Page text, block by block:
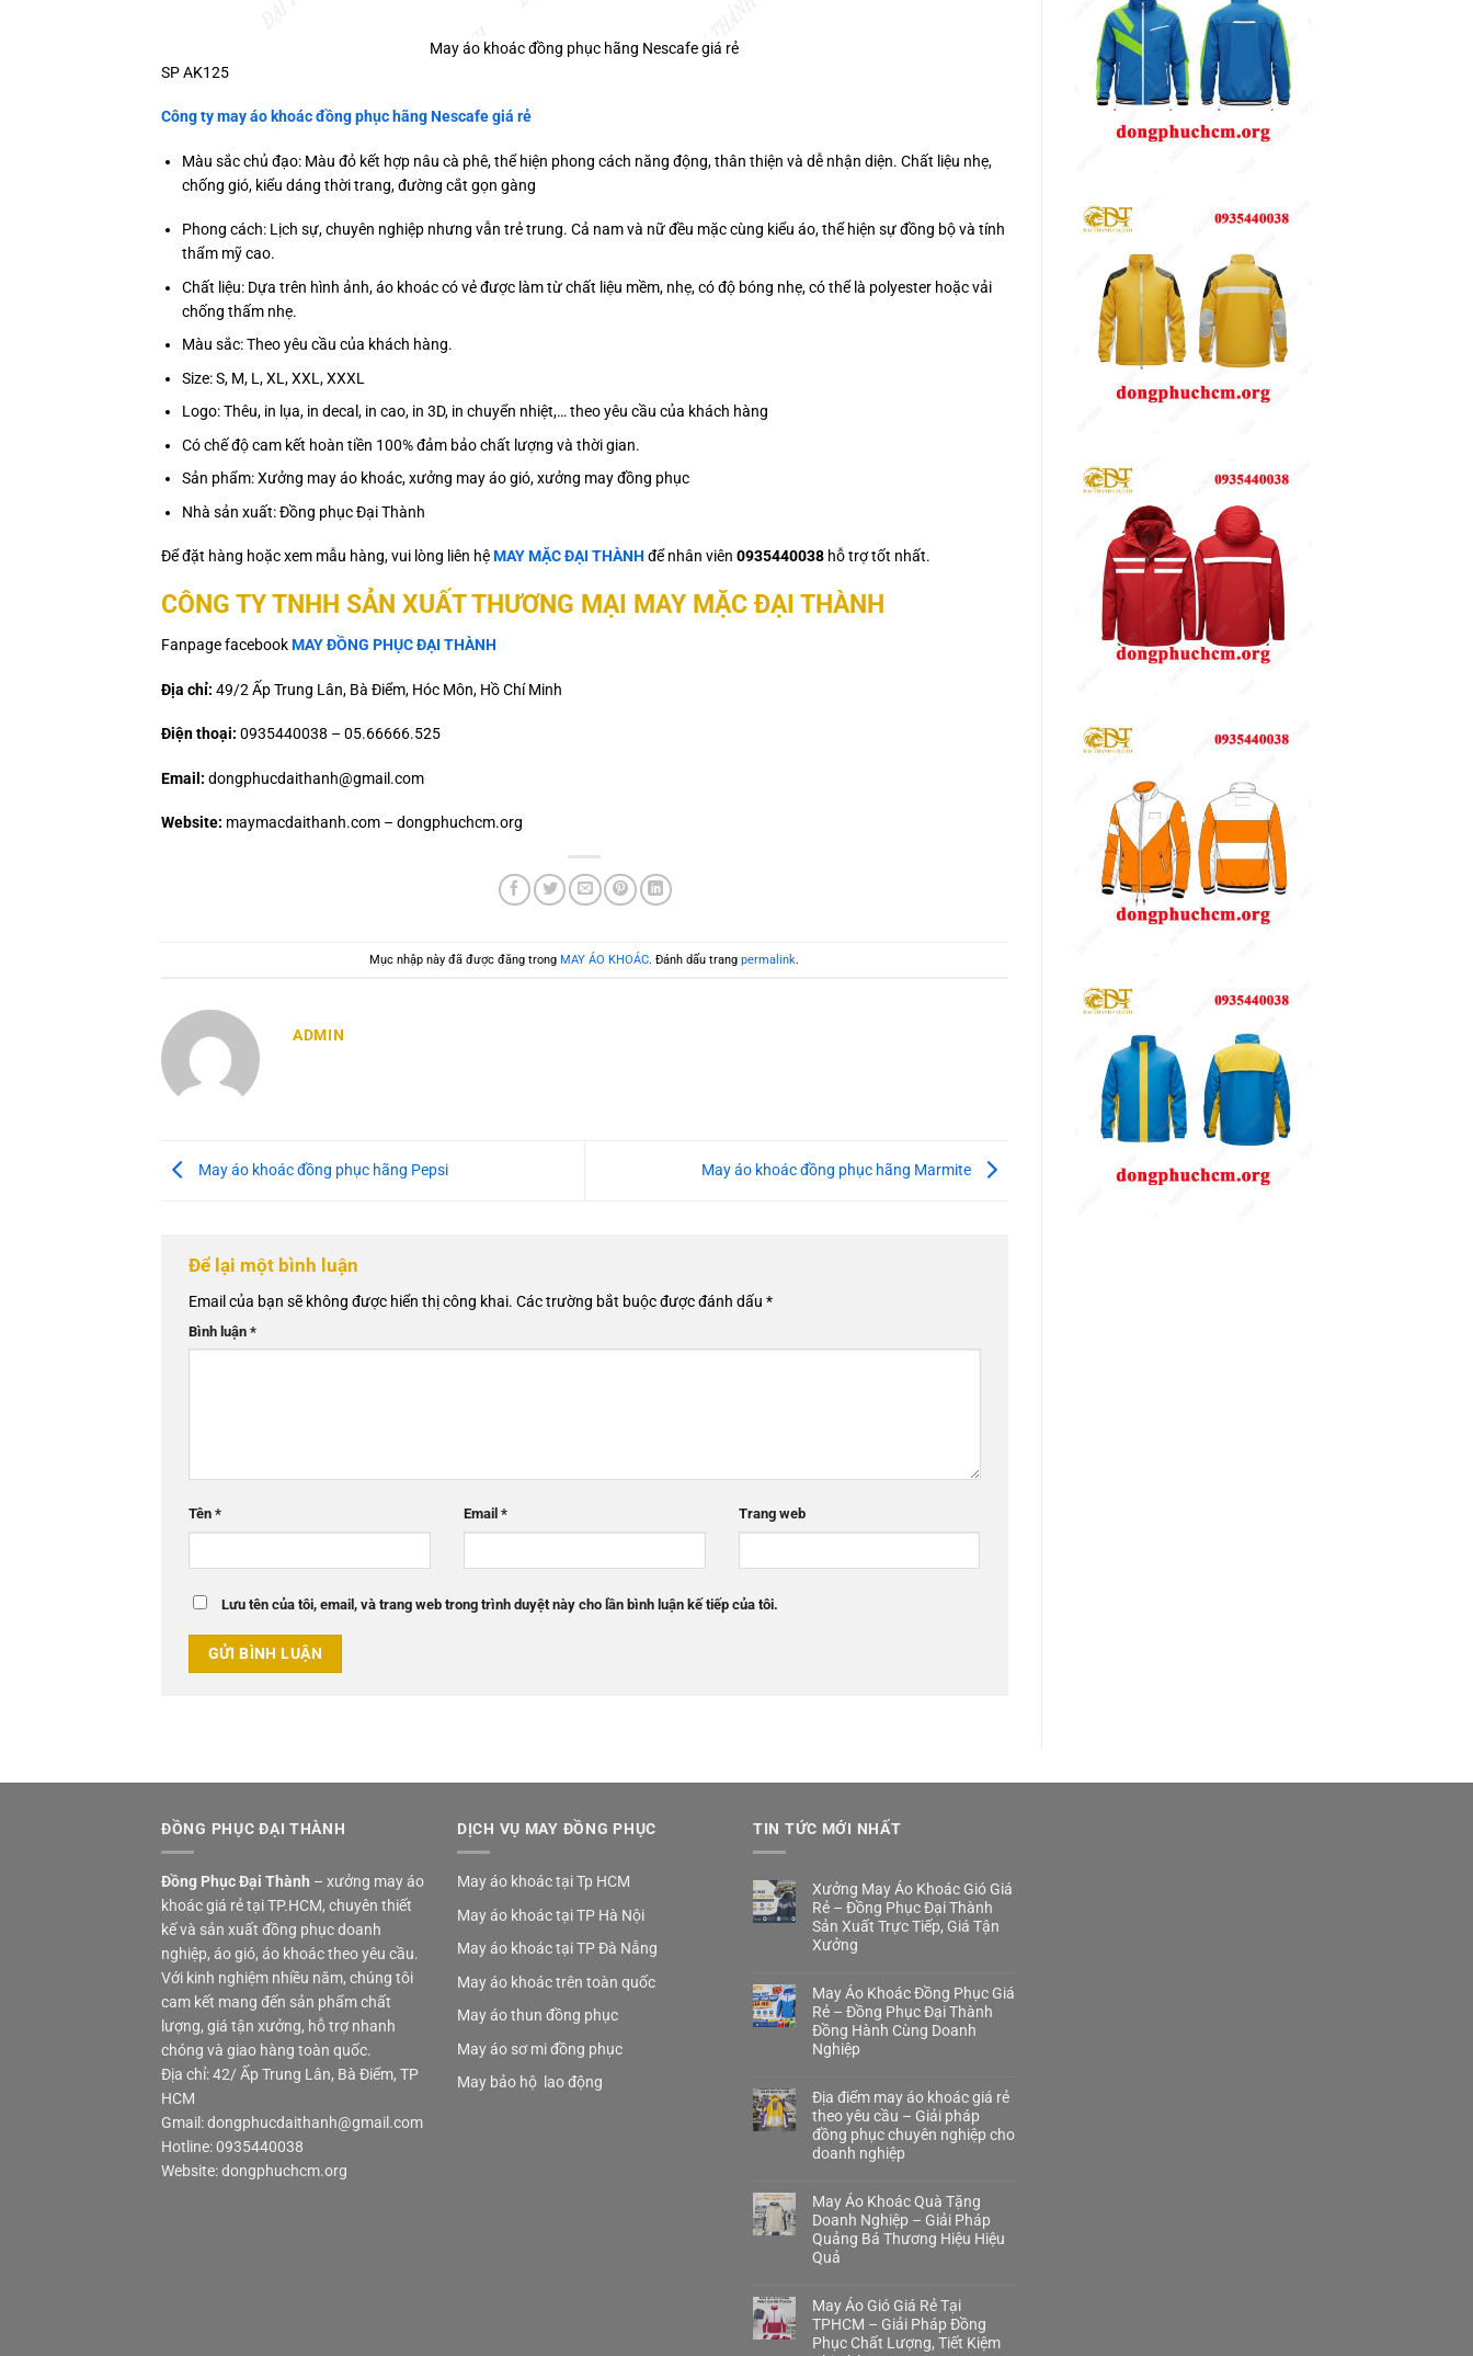
May áo khoác đồng phục hãng Nescafe giá rẻ
SP AK125
Công ty may áo khoác đồng phục hãng Nescafe giá rẻ
Màu sắc chủ đạo: Màu đỏ kết hợp nâu cà phê, thể hiện phong cách năng động, thân thiện và dễ nhận diện. Chất liệu nhẹ,
chống gió, kiểu dáng thời trang, đường cắt gọn gàng
Phong cách: Lịch sự, chuyên nghiệp nhưng vẫn trẻ trung. Cả nam và nữ đều mặc cùng kiểu áo, thể hiện sự đồng bộ và tính
thẩm mỹ cao.
Chất liệu: Dựa trên hình ảnh, áo khoác có vẻ được làm từ chất liệu mềm, nhẹ, có độ bóng nhẹ, có thể là polyester hoặc vải
chống thấm nhẹ.
Màu sắc: Theo yêu cầu của khách hàng.
Size: S, M, L, XL, XXL, XXXL
Logo: Thêu, in lụa, in decal, in cao, in 3D, in chuyển nhiệt,… theo yêu cầu của khách hàng
Có chế độ cam kết hoàn tiền 100% đảm bảo chất lượng và thời gian.
Sản phẩm: Xưởng may áo khoác, xưởng may áo gió, xưởng may đồng phục
Nhà sản xuất: Đồng phục Đại Thành
Để đặt hàng hoặc xem mẫu hàng, vui lòng liên hệMAY MẶC ĐẠI THÀNH để nhân viên 0935440038 hỗ trợ tốt nhất.
CÔNG TY TNHH SẢN XUẤT THƯƠNG MẠI MAY MẶC ĐẠI THÀNH
Fanpage facebookMAY ĐỒNG PHỤC ĐẠI THÀNH
Địa chỉ: 49/2 Ấp Trung Lân, Bà Điểm, Hóc Môn, Hồ Chí Minh
Điện thoại: 0935440038 – 05.66666.525
Email: dongphucdaithanh@gmail.com
Website: maymacdaithanh.com – dongphuchcm.org
Mục nhập này đã được đăng trong MAY ÁO KHOÁC. Đánh dấu trangpermalink.
ADMIN
May áo khoác đồng phục hãng Pepsi May áo khoác đồng phục hãng Marmite
Để lại một bình luận
Email của bạn sẽ không được hiển thị công khai. Các trường bắt buộc được đánh dấu *
Bình luận *
Tên * Email * Trang web
Lưu tên của tôi, email, và trang web trong trình duyệt này cho lần bình luận kế tiếp của tôi.
ĐỒNG PHỤC ĐẠI THÀNH
Đồng Phục Đại Thành – xưởng may áo
khoác giá rẻ tại TP.HCM, chuyên thiết
kế và sản xuất đồng phục doanh
nghiệp, áo gió, áo khoác theo yêu cầu.
Với kinh nghiệm nhiều năm, chúng tôi
cam kết mang đến sản phẩm chất
lượng, giá tận xưởng, hỗ trợ nhanh
chóng và giao hàng toàn quốc.
Địa chỉ: 42/ Ấp Trung Lân, Bà Điểm, TP
HCM
Gmail: dongphucdaithanh@gmail.com
Hotline: 0935440038
Website: dongphuchcm.org
DỊCH VỤ MAY ĐỒNG PHỤC
May áo khoác tại Tp HCM
May áo khoác tại TP Hà Nội
May áo khoác tại TP Đà Nẵng
May áo khoác trên toàn quốc
May áo thun đồng phục
May áo sơ mi đồng phục
May bảo hộ lao động
TIN TỨC MỚI NHẤT
Xưởng May Áo Khoác Gió Giá
Rẻ – Đồng Phục Đại Thành
Sản Xuất Trực Tiếp, Giá Tận
Xưởng
May Áo Khoác Đồng Phục Giá
Rẻ – Đồng Phục Đại Thành
Đồng Hành Cùng Doanh
Nghiệp
Địa điểm may áo khoác giá rẻ
theo yêu cầu – Giải pháp
đồng phục chuyên nghiệp cho
doanh nghiệp
May Áo Khoác Quà Tặng
Doanh Nghiệp – Giải Pháp
Quảng Bá Thương Hiệu Hiệu
Quả
May Áo Gió Giá Rẻ Tại
TPHCM – Giải Pháp Đồng
Phục Chất Lượng, Tiết Kiệm